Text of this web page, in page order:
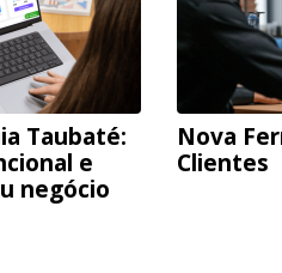
Taubaté:
e
negócio
Nova
Clientes